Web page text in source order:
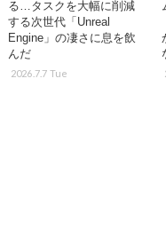
る…タスクを大幅に削減
する次世代「Unreal
Engine」の凄さに息を飲
んだ
2026.7.7 Tue